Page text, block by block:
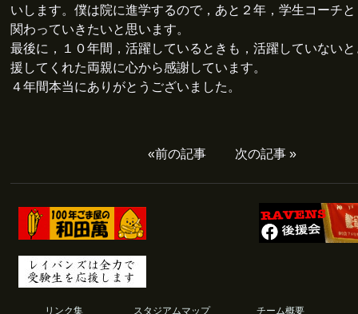
いします。僕は院に進学するので，あと２年，学生コーチ
関わっていきたいと思います。
最後に，１０年間，活躍しているときも，活躍していない
援してくれた両親に心から感謝しています。
４年間本当にありがとうございました。
«前の記事 次の記事»
リンク集 スタジアムマップ チーム概要